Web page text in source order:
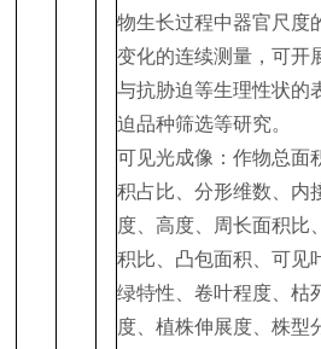
物生长过程中器官尺度
变化的连续测量，可开
与抗胁迫等生理性状的
迫品种筛选等研究。
可见光成像：作物总面
积占比、分形维数、内
度、高度、周长面积比
积比、凸包面积、可见
绿特性、卷叶程度、枯
度、植株伸展度、株型